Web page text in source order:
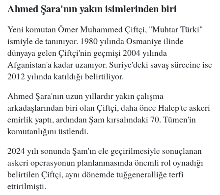
Ahmed Şara'nın yakın isimlerinden biri
Yeni komutan Ömer Muhammed Çiftçi, "Muhtar Türki"
ismiyle de tanınıyor. 1980 yılında Osmaniye ilinde
dünyaya gelen Çiftçi'nin geçmişi 2004 yılında
Afganistan'a kadar uzanıyor. Suriye'deki savaş sürecine ise
2012 yılında katıldığı belirtiliyor.
Ahmed Şara'nın uzun yıllardır yakın çalışma
arkadaşlarından biri olan Çiftçi, daha önce Halep'te askeri
emirlik yaptı, ardından Şam kırsalındaki 70. Tümen'in
komutanlığını üstlendi.
2024 yılı sonunda Şam'ın ele geçirilmesiyle sonuçlanan
askeri operasyonun planlanmasında önemli rol oynadığı
belirtilen Çiftçi, aynı dönemde tuğgeneralliğe terfi
ettirilmişti.